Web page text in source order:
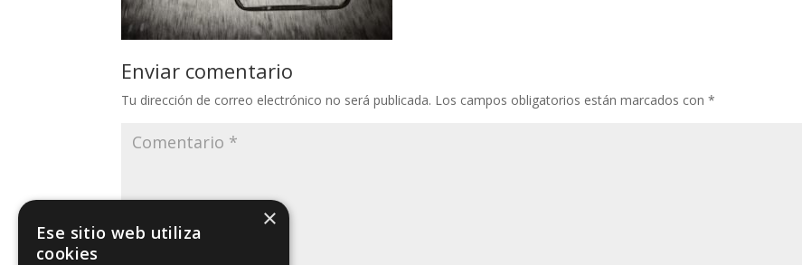
Enviar comentario
Tu dirección de correo electrónico no será publicada. Los campos obligatorios están marcados con*
×
Ese sitio web utiliza
cookies